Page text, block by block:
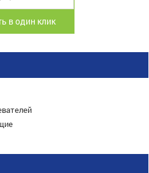
в один клик